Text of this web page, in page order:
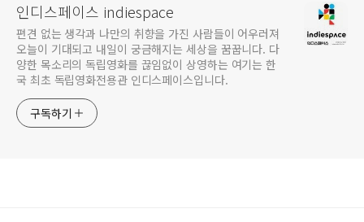
인디스페이스 indiespace
편견 없는 생각과 나만의 취향을 가진 사람들이 어우러져
오늘이 기대되고 내일이 궁금해지는 세상을 꿈꿉니다. 다
양한 목소리의 독립영화를 끊임없이 상영하는 여기는 한
국 최초 독립영화전용관 인디스페이스입니다.
구독하기